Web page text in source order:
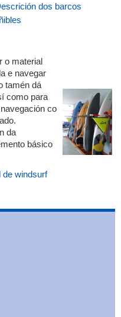
dos barcos
o material
e navegar
tamén dá
como para
co
da
básico
de windsurf